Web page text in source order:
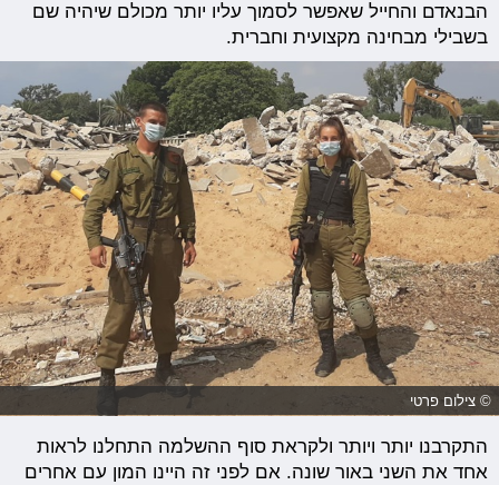
הבנאדם והחייל שאפשר לסמוך עליו יותר מכולם שיהיה שם
בשבילי מבחינה מקצועית וחברית.
© צילום פרטי
התקרבנו יותר ויותר ולקראת סוף ההשלמה התחלנו לראות
אחד את השני באור שונה. אם לפני זה היינו המון עם אחרים